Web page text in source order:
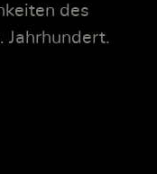
des
Jahrhundert.